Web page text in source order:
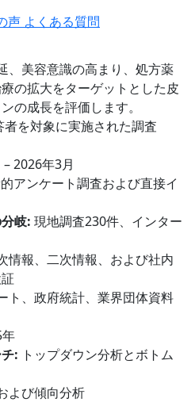
声 よくある質問
、美容意識の高まり、処方薬
の拡大をターゲットとした皮
の成長を評価します。
者を対象に実施された調査
2026年3月
アンケート調査および直接イ
岐: 現地調査230件、インター
情報、二次情報、および社内
ト、政府統計、業界団体資料
: トップダウン分析とボトム
よび傾向分析